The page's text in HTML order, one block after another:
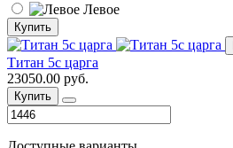
Левое
Купить
Титан 5с царга
23050.00 руб.
Купить